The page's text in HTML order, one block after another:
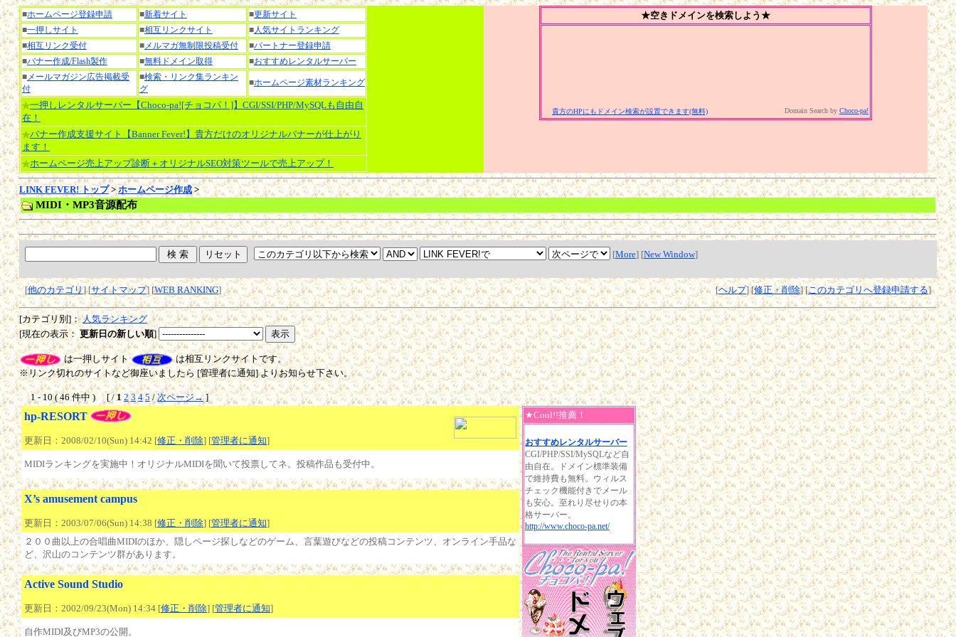
■ホームページ登録申請 ■新着サイト ■更新サイト
■一押しサイト ■相互リンクサイト ■人気サイトランキング
■相互リンク受付 ■メルマガ無制限投稿受付 ■パートナー登録申請
■バナー作成/Flash製作 ■無料ドメイン取得 ■おすすめレンタルサーバー
■メールマガジン広告掲載受
付
■検索・リンク集ランキン
グ
■ホームページ素材ランキング
一押しレンタルサーバー【Choco-pa![チョコパ！]】CGI/SSI/PHP/MySQLも自由自
在！
バナー作成支援サイト【Banner Fever!】貴方だけのオリジナルバナーが仕上がり
ます！
ホームページ売上アップ診断＋オリジナルSEO対策ツールで売上アップ！
★空きドメインを検索しよう★
貴方のHPにもドメイン検索が設置できます(無料) Domain Search by Choco-pa!
LINK FEVER! トップ>ホームページ作成>
MIDI・MP3音源配布
[More] [New Window]
[他のカテゴリ] [サイトマップ] [WEB RANKING] [ヘルプ] [修正・削除] [このカテゴリへ登録申請する]
[カテゴリ別]：人気ランキング
[現在の表示： 更新日の新しい順]
は一押しサイト
は相互リンクサイトです。
※リンク切れのサイトなど御座いましたら [管理者に通知] よりお知らせ下さい。
1 - 10 ( 46 件中 ) [ / 1 2 3 4 5 /次ページ→]
hp-RESORT
更新日：2008/02/10(Sun) 14:42 [修正・削除] [管理者に通知]
MIDIランキングを実施中！オリジナルMIDIを聞いて投票してネ。投稿作品も受付中。
X’s amusement campus
更新日：2003/07/06(Sun) 14:38 [修正・削除] [管理者に通知]
２００曲以上の合唱曲MIDIのほか、隠しページ探しなどのゲーム、言葉遊びなどの投稿コンテンツ、オンライン手品な
ど、沢山のコンテンツ群があります。
Active Sound Studio
更新日：2002/09/23(Mon) 14:34 [修正・削除] [管理者に通知]
自作MIDI及びMP3の公開。
★Cool!!推薦！
おすすめレンタルサーバー
CGI/PHP/SSI/MySQLなど自
由自在。ドメイン標準装備
で維持費も無料。ウィルス
チェック機能付きでメール
も安心。至れり尽せりの本
格サーバー。
http://www.choco-pa.net/